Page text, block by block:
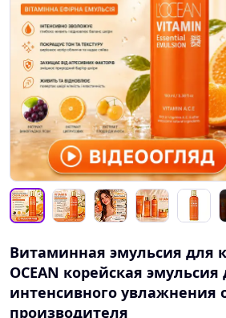
Витаминная эмульсия для
OCEAN корейская эмульсия
интенсивного увлажнения
производителя